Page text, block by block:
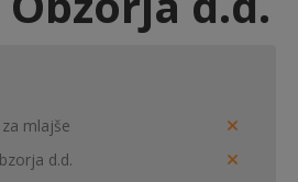
mlajše
d.d.